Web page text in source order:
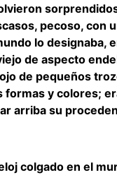
pecoso, con
lo designaba,
de aspecto
de pequeños
formas y colores;
arriba su
colgado en el